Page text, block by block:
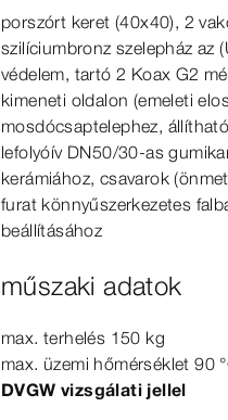
porszórt keret(40x40), 2
szilíciumbronz szelepház az
védelem, tartó 2 Koax G2
kimeneti oldalon (emeleti
mosdócsaptelephez,
lefolyóív DN50/30-as
kerámiához, csavarok
furat könnyűszerkezetes
beállításához
műszaki adatok
max. terhelés 150 kg
max. üzemi hőmérséklet 90
DVGW vizsgálati jellel